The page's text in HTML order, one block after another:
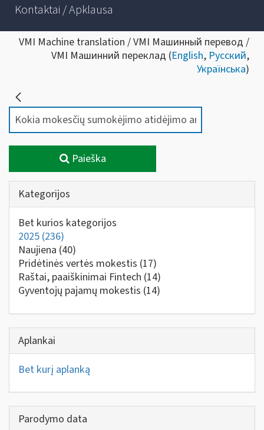
Kontaktai / Apklausa
VMI Machine translation / VMI Машинный перевод /
VMI Машинний переклад (English, Русский,
Українська)
Paieška
Kategorijos
Bet kurios kategorijos
2025 (236)
Naujiena (40)
Pridėtinės vertės mokestis (17)
Raštai, paaiškinimai Fintech (14)
Gyventojų pajamų mokestis (14)
Aplankai
Bet kurį aplanką
Parodymo data